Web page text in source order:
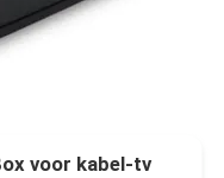
voor kabel-tv